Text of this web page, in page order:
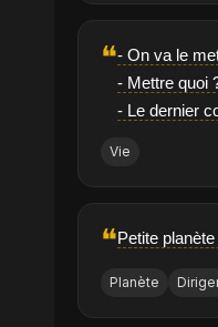
❝- On va le
- Mettre quoi
- Le dernier
Vie
❝Petite
Planète